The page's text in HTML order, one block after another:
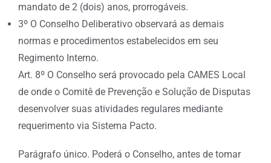
mandato de 2 (dois) anos, prorrogáveis.
3º O Conselho Deliberativo observará as demais
normas e procedimentos estabelecidos em seu
Regimento Interno.
Art. 8º O Conselho será provocado pela CAMES Local
de onde o Comitê de Prevenção e Solução de Disputas
desenvolver suas atividades regulares mediante
requerimento via Sistema Pacto.
Parágrafo único. Poderá o Conselho, antes de tomar